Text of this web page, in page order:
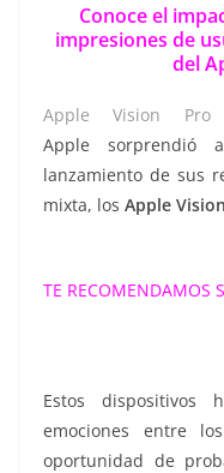
Conoce el
impresiones de
del
Apple Vision Pro
Apple sorprendió
lanzamiento de sus
mixta, los Apple
TE RECOMENDAMOS
Estos dispositivos
emociones entre
oportunidad de